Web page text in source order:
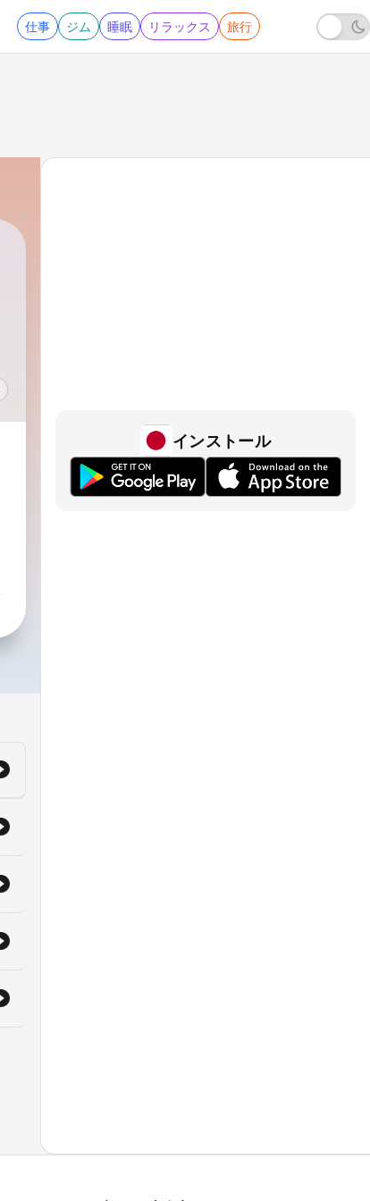
仕事 ジム 睡眠 リラックス 旅行
インストール